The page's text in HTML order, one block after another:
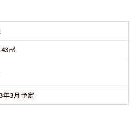
㎡
年3月予定